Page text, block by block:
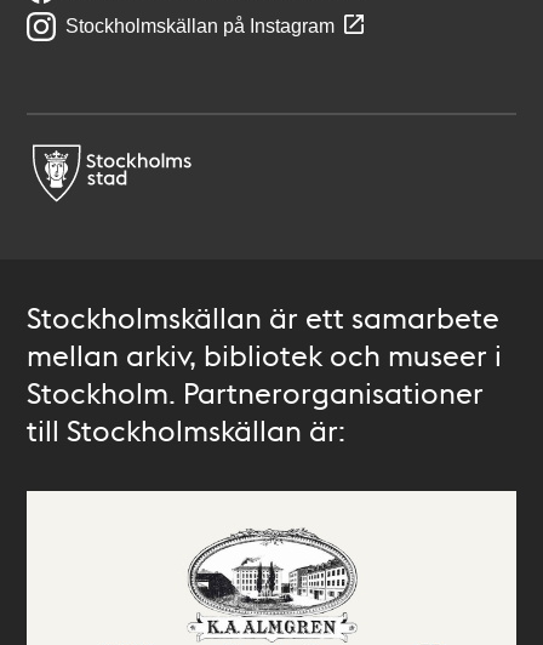
Stockholmskällan på Instagram
Stockholmskällan är ett samarbete
mellan arkiv, bibliotek och museer i
Stockholm. Partnerorganisationer
till Stockholmskällan är: